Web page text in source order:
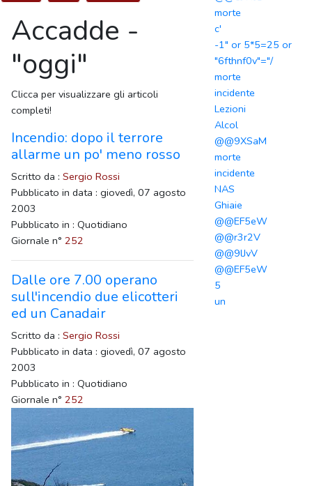
Accadde -
"oggi"
Clicca per visualizzare gli articoli
completi!
Incendio: dopo il terrore
allarme un po' meno rosso
Scritto da : Sergio Rossi
Pubblicato in data : giovedì, 07 agosto
2003
Pubblicato in : Quotidiano
Giornale n° 252
Dalle ore 7.00 operano
sull'incendio due elicotteri
ed un Canadair
Scritto da : Sergio Rossi
Pubblicato in data : giovedì, 07 agosto
2003
Pubblicato in : Quotidiano
Giornale n° 252
morte
c'
-1" or 5*5=25 or
"6fthnf0v"="/
morte
incidente
Lezioni
Alcol
@@9XSaM
morte
incidente
NAS
Ghiaie
@@EF5eW
@@r3r2V
@@9lJvV
@@EF5eW
5
un